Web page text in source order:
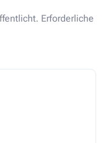
Erforderliche